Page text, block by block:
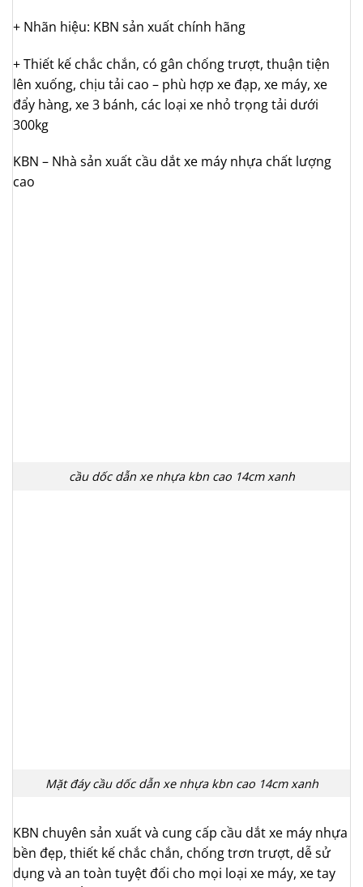
+ Nhãn hiệu: KBN sản xuất chính hãng
+ Thiết kế chắc chắn, có gân chống trượt, thuận tiện
lên xuống, chịu tải cao – phù hợp xe đạp, xe máy, xe
đẩy hàng, xe 3 bánh, các loại xe nhỏ trọng tải dưới
300kg
KBN – Nhà sản xuất cầu dắt xe máy nhựa chất lượng
cao
cầu dốc dẫn xe nhựa kbn cao 14cm xanh
Mặt đáy cầu dốc dẫn xe nhựa kbn cao 14cm xanh
KBN chuyên sản xuất và cung cấp cầu dắt xe máy nhựa
bền đẹp, thiết kế chắc chắn, chống trơn trượt, dễ sử
dụng và an toàn tuyệt đối cho mọi loại xe máy, xe tay